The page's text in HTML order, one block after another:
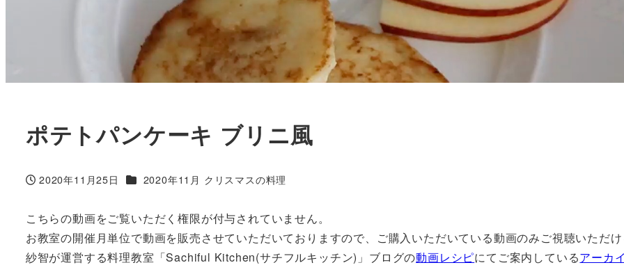
ポテトパンケーキ ブリニ風
投稿日
2020年11月25日 カテゴリー
2020年11月 クリスマスの料理
こちらの動画をご覧いただく権限が付与されていません。
お教室の開催月単位で動画を販売させていただいておりますので、ご購入いただいている動画のみご視聴いただ
紗智が運営する料理教室「Sachiful Kitchen(サチフルキッチン)」ブログの動画レシピにてご案内しているアーカ